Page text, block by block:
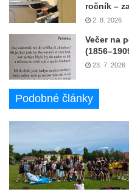
ročník –
2. 8. 2026
Večer na
23. 7. 2026
Podobné články